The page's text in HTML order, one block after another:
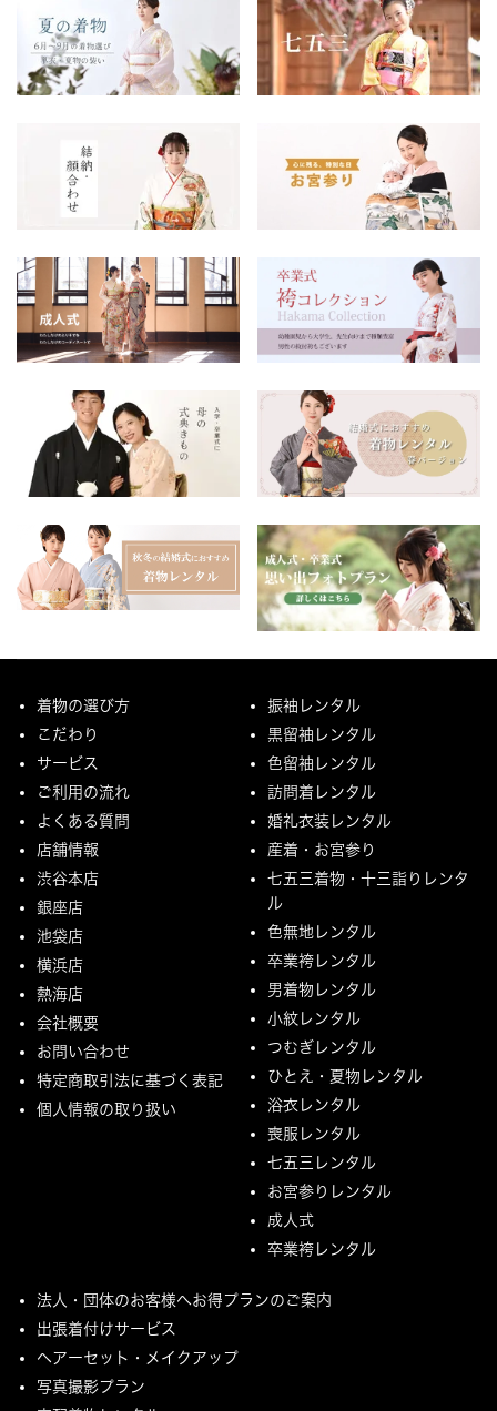
着物の選び方
こだわり
サービス
ご利用の流れ
よくある質問
店舗情報
渋谷本店
銀座店
池袋店
横浜店
熱海店
会社概要
お問い合わせ
特定商取引法に基づく表記
個人情報の取り扱い
振袖レンタル
黒留袖レンタル
色留袖レンタル
訪問着レンタル
婚礼衣装レンタル
産着・お宮参り
七五三着物・十三詣りレンタ
ル
色無地レンタル
卒業袴レンタル
男着物レンタル
小紋レンタル
つむぎレンタル
ひとえ・夏物レンタル
浴衣レンタル
喪服レンタル
七五三レンタル
お宮参りレンタル
成人式
卒業袴レンタル
法人・団体のお客様へお得プランのご案内
出張着付けサービス
ヘアーセット・メイクアップ
写真撮影プラン